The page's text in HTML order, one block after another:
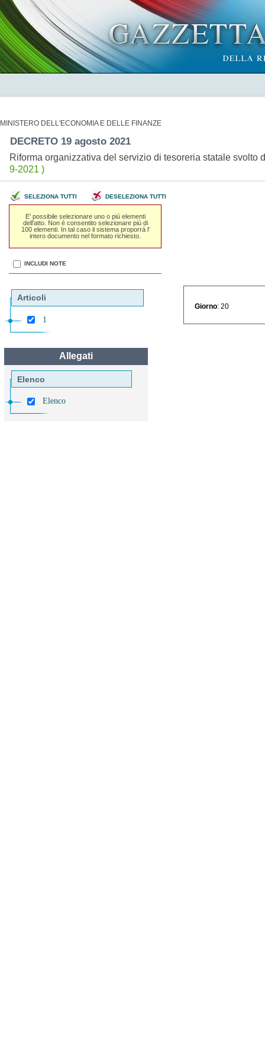
MINISTERO DELL'ECONOMIA E DELLE FINANZE
DECRETO 19 agosto 2021
Riforma organizzativa del servizio di tesoreria statale svolto
9-2021 )
SELEZIONA TUTTI DESELEZIONA TUTTI
E' possibile selezionare uno o piú elementi
dell'atto. Non é consentito selezionare piú di
100 elementi. In tal caso il sistema proporrá l'
intero documento nel formato richiesto.
INCLUDI NOTE
Articoli
1
Allegati
Elenco
Elenco
Giorno : 20